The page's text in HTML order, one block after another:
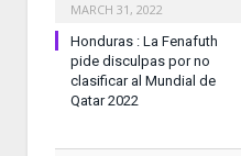
MARCH 31, 2022
Honduras : La Fenafuth
pide disculpas por no
clasificar al Mundial de
Qatar 2022